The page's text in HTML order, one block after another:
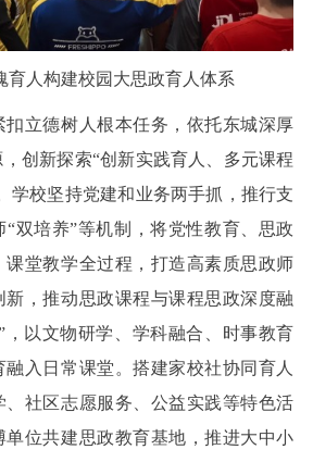
育人构建校园大思政育人体系
立德树人根本任务，依托东城深厚
创新探索“创新实践育人、多元课程
学校坚持党建和业务两手抓，推行支
双培养”等机制，将党性教育、思政
课堂教学全过程，打造高素质思政师
新，推动思政课程与课程思政深度融
，以文物研学、学科融合、时事教育
入日常课堂。搭建家校社协同育人
、社区志愿服务、公益实践等特色活
单位共建思政教育基地，推进大中小